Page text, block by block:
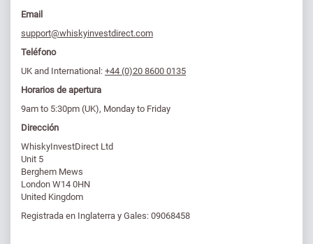
Email
support@whiskyinvestdirect.com
Teléfono
UK and International:+44 (0)20 8600 0135
Horarios de apertura
9am to 5:30pm (UK), Monday to Friday
Dirección
WhiskyInvestDirect Ltd
Unit 5
Berghem Mews
London W14 0HN
United Kingdom
Registrada en Inglaterra y Gales: 09068458